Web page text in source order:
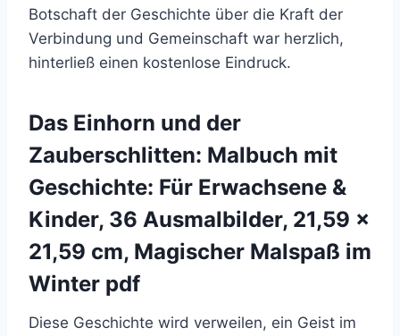
Botschaft der Geschichte über die Kraft der
Verbindung und Gemeinschaft war herzlich,
hinterließ einen kostenlose Eindruck.
Das Einhorn und der
Zauberschlitten: Malbuch mit
Geschichte: Für Erwachsene &
Kinder, 36 Ausmalbilder, 21,59 x
21,59 cm, Magischer Malspaß im
Winter pdf
Diese Geschichte wird verweilen, ein Geist im